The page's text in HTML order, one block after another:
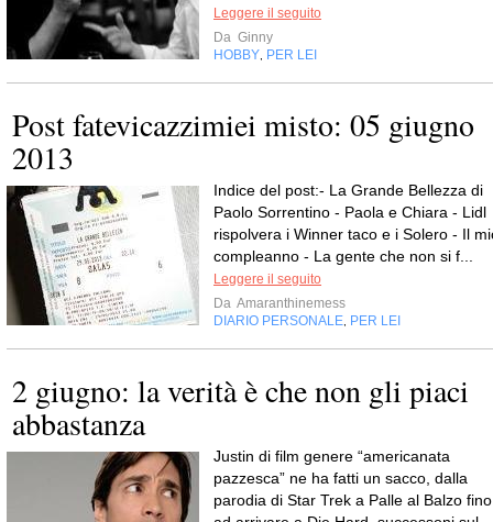
Leggere il seguito
Da Ginny
HOBBY PER LEI
Post fatevicazzimiei misto: 05 giugno
2013
Indice del post:- La Grande Bellezza di
Paolo Sorrentino - Paola e Chiara - Lidl
rispolvera i Winner taco e i Solero - Il
compleanno - La gente che non si f...
Leggere il seguito
Da Amaranthinemess
DIARIO PERSONALE PER LEI
2 giugno: la verità è che non gli piaci
abbastanza
Justin di film genere “americanata
pazzesca” ne ha fatti un sacco, dalla
parodia di Star Trek a Palle al Balzo fino